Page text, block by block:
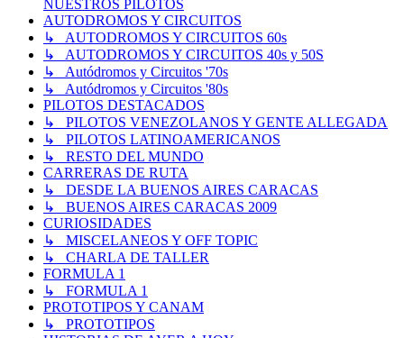
NUESTROS PILOTOS
AUTODROMOS Y CIRCUITOS
↳ AUTODROMOS Y CIRCUITOS 60s
↳ AUTODROMOS Y CIRCUITOS 40s y 50S
↳ Autódromos y Circuitos '70s
↳ Autódromos y Circuitos '80s
PILOTOS DESTACADOS
↳ PILOTOS VENEZOLANOS Y GENTE ALLEGADA
↳ PILOTOS LATINOAMERICANOS
↳ RESTO DEL MUNDO
CARRERAS DE RUTA
↳ DESDE LA BUENOS AIRES CARACAS
↳ BUENOS AIRES CARACAS 2009
CURIOSIDADES
↳ MISCELANEOS Y OFF TOPIC
↳ CHARLA DE TALLER
FORMULA 1
↳ FORMULA 1
PROTOTIPOS Y CANAM
↳ PROTOTIPOS